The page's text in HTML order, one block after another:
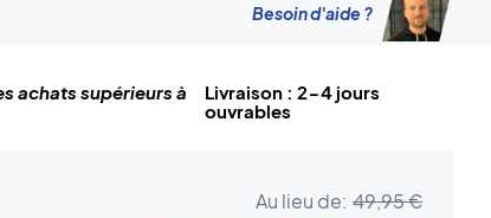
Besoin d'aide ?
achats supérieurs à
Livraison : 2-4 jours
ouvrables
Au lieu de: 49,95 €